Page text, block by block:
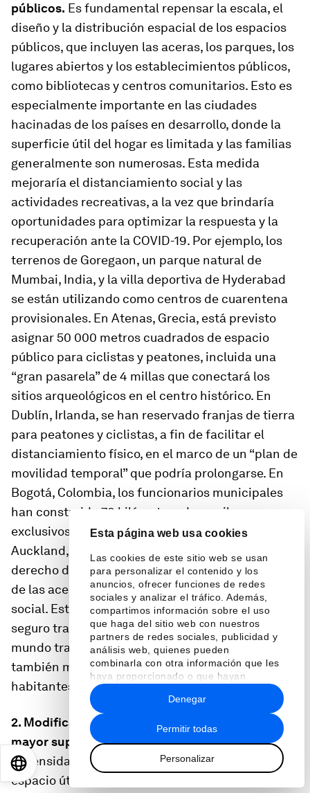
Esta página web usa cookies
Las cookies de este sitio web se usan
para personalizar el contenido y los
anuncios, ofrecer funciones de redes
sociales y analizar el tráfico. Además,
compartimos información sobre el uso
que haga del sitio web con nuestros
partners de redes sociales, publicidad y
análisis web, quienes pueden
combinarla con otra información que les
haya proporcionado o que hayan
recopilado a partir del uso que haya
hecho de sus servicios.
Permitir todas
Personalizar
Denegar
públicos. Es fundamental repensar la escala, el
diseño y la distribución espacial de los espacios
públicos, que incluyen las aceras, los parques, los
lugares abiertos y los establecimientos públicos,
como bibliotecas y centros comunitarios. Esto es
especialmente importante en las ciudades
hacinadas de los países en desarrollo, donde la
superficie útil del hogar es limitada y las familias
generalmente son numerosas. Esta medida
mejoraría el distanciamiento social y las
actividades recreativas, a la vez que brindaría
oportunidades para optimizar la respuesta y la
recuperación ante la COVID-19. Por ejemplo, los
terrenos de Goregaon, un parque natural de
Mumbai, India, y la villa deportiva de Hyderabad
se están utilizando como centros de cuarentena
provisionales. En Atenas, Grecia, está previsto
asignar 50 000 metros cuadrados de espacio
público para ciclistas y peatones, incluida una
“gran pasarela” de 4 millas que conectará los
sitios arqueológicos en el centro histórico. En
Dublín, Irlanda, se han reservado franjas de tierra
para peatones y ciclistas, a fin de facilitar el
distanciamiento físico, en el marco de un “plan de
movilidad temporal” que podría prolongarse. En
Bogotá, Colombia, los funcionarios municipales
han construido 70 kilómetros de carriles
exclusivos para la circulación de bicicletas, y en
Auckland, Nueva Zelandia, se ha restringido el
derecho de paso vehicular para ampliar el ancho
de las aceras, a fin de facilitar el distanciamiento
social. Estos cambios no solo harán que sea más
seguro trasladarse en estas ciudades en un
mundo transformado por la COVID-19, sino que
también mejorarán la habitabilidad para los
habitantes de vecindarios hacinados.
2. Modificar las reglamentaciones para crear una
mayor superficie útil.El hacinamiento aumenta
la densidad al reducir la cantidad promedio de
espacio útil por persona, mientras que la altura
EN